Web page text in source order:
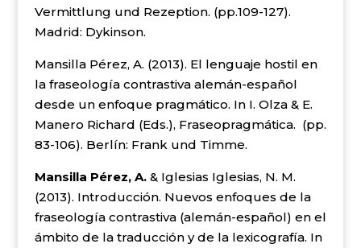
Vermittlung und Rezeption. (pp.109-127).
Madrid: Dykinson.
Mansilla Pérez, A. (2013). El lenguaje hostil en
la fraseología contrastiva alemán-español
desde un enfoque pragmático. In I. Olza & E.
Manero Richard (Eds.), Fraseopragmática. (pp.
83-106). Berlín: Frank und Timme.
Mansilla Pérez, A.& Iglesias Iglesias, N. M.
(2013). Introducción. Nuevos enfoques de la
fraseología contrastiva (alemán-español) en el
ámbito de la traducción y de la lexicografía. In